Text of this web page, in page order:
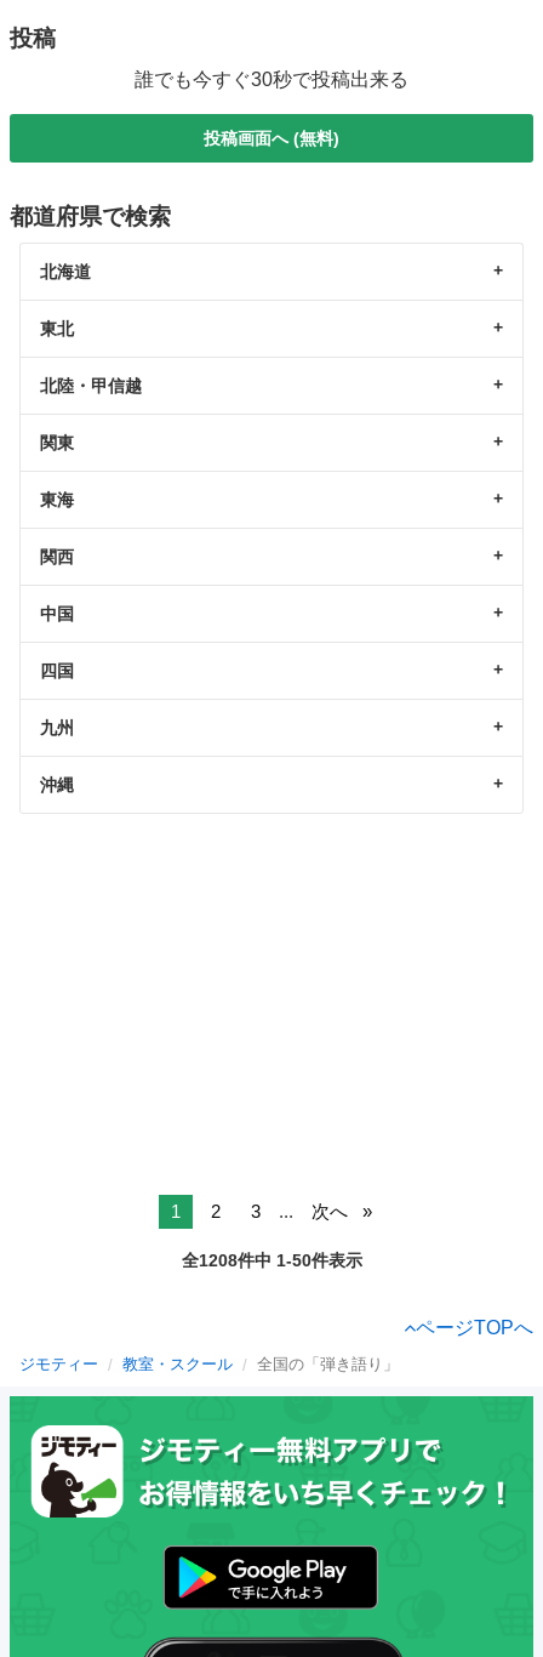
投稿
誰でも今すぐ30秒で投稿出来る
投稿画面へ (無料)
都道府県で検索
北海道
東北
北陸・甲信越
関東
東海
関西
中国
四国
九州
沖縄
1 2 3 ... 次へ
全1208件中 1-50件表示
ページTOPへ
ジモティー 教室・スクール 全国の「弾き語り」